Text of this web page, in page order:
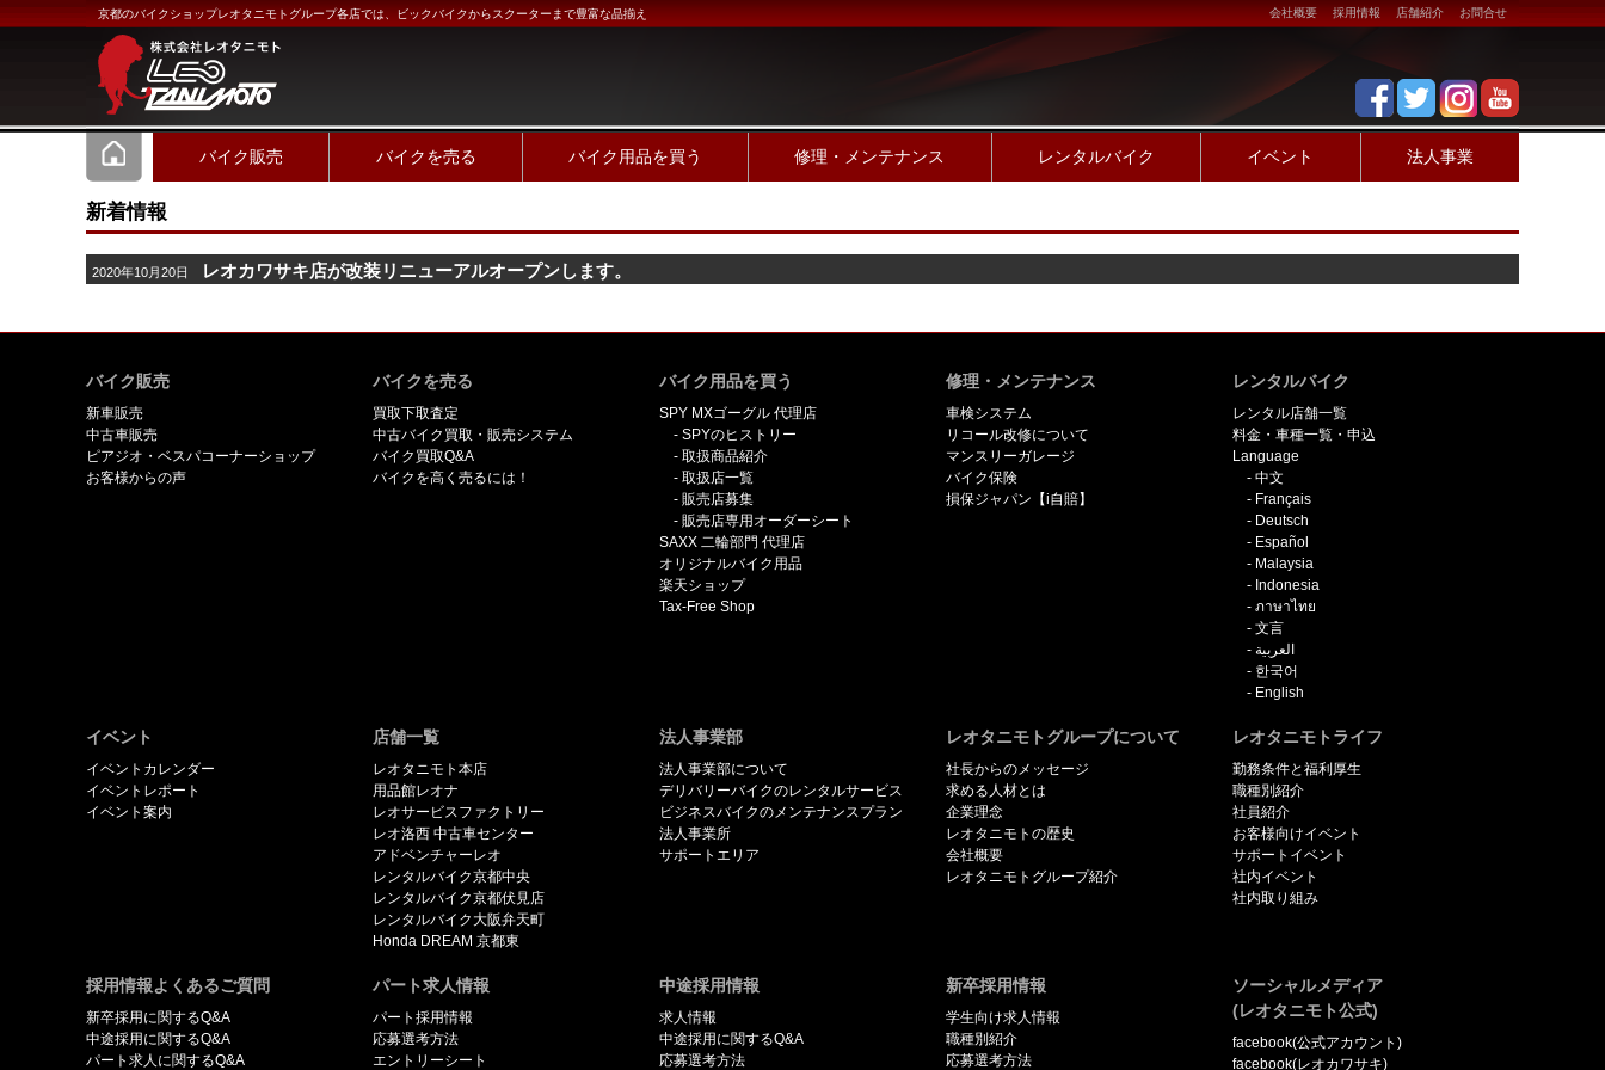
会社概要 採用情報 店舗紹介 お問合せ
京都のバイクショップレオタニモトグループ各店では、ビックバイクからスクーターまで豊富な品揃え
バイク販売 バイクを売る バイク用品を買う 修理・メンテナンス レンタルバイク イベント 法人事業
新着情報
2020年10月20日 レオカワサキ店が改装リニューアルオープンします。
バイク販売
新車販売
中古車販売
ピアジオ・ベスパコーナーショップ
お客様からの声
バイクを売る
買取下取査定
中古バイク買取・販売システム
バイク買取Q&A
バイクを高く売るには！
バイク用品を買う
SPY MXゴーグル 代理店
SPYのヒストリー
取扱商品紹介
取扱店一覧
販売店募集
販売店専用オーダーシート
SAXX 二輪部門 代理店
オリジナルバイク用品
楽天ショップ
Tax-Free Shop
修理・メンテナンス
車検システム
リコール改修について
マンスリーガレージ
バイク保険
損保ジャパン【i自賠】
レンタルバイク
レンタル店舗一覧
料金・車種一覧・申込
Language
中文
Français
Deutsch
Español
Malaysia
Indonesia
ภาษาไทย
文言
العربية
한국어
English
イベント
イベントカレンダー
イベントレポート
イベント案内
店舗一覧
レオタニモト本店
用品館レオナ
レオサービスファクトリー
レオ洛西 中古車センター
アドベンチャーレオ
レンタルバイク京都中央
レンタルバイク京都伏見店
レンタルバイク大阪弁天町
Honda DREAM 京都東
法人事業部
法人事業部について
デリバリーバイクのレンタルサービス
ビジネスバイクのメンテナンスプラン
法人事業所
サポートエリア
レオタニモトグループについて
社長からのメッセージ
求める人材とは
企業理念
レオタニモトの歴史
会社概要
レオタニモトグループ紹介
レオタニモトライフ
勤務条件と福利厚生
職種別紹介
社員紹介
お客様向けイベント
サポートイベント
社内イベント
社内取り組み
採用情報よくあるご質問
新卒採用に関するQ&A
中途採用に関するQ&A
パート求人に関するQ&A
パート求人情報
パート採用情報
応募選考方法
エントリーシート
中途採用情報
求人情報
中途採用に関するQ&A
応募選考方法
新卒採用情報
学生向け求人情報
職種別紹介
応募選考方法
ソーシャルメディア
(レオタニモト公式)
facebook(公式アカウント)
facebook(レオカワサキ)